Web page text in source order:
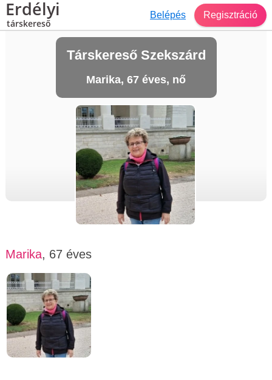
Erdélyi
társkereső
Belépés Regisztráció
Társkereső Szekszárd
Marika, 67 éves, nő
Marika, 67 éves